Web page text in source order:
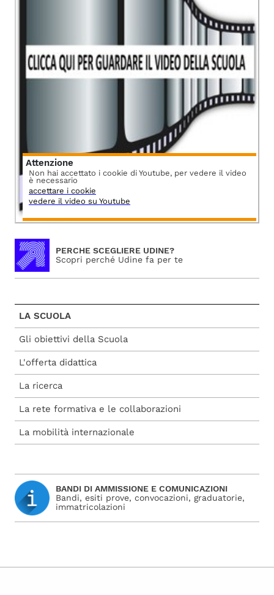
Attenzione
Non hai accettato i cookie di Youtube, per vedere il video
è necessario
accettare i cookie
vedere il video su Youtube
PERCHE SCEGLIERE UDINE?
Scopri perché Udine fa per te
LA SCUOLA
Gli obiettivi della Scuola
L'offerta didattica
La ricerca
La rete formativa e le collaborazioni
La mobilità internazionale
BANDI DI AMMISSIONE E COMUNICAZIONI
Bandi, esiti prove, convocazioni, graduatorie,
immatricolazioni